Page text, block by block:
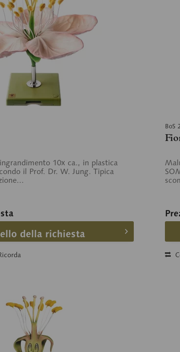
10x ca., in plastica
il Prof. Dr. W. Jung. Tipica
della richiesta
BoS